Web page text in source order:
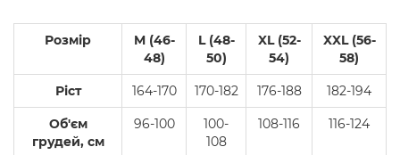
Розмір
M (46-
48)
L (48-
50)
XL (52-
54)
XXL (56-
58)
Ріст 164-170 170-182 176-188 182-194
Об'єм
грудей, см
96-100
100-
108
108-116 116-124